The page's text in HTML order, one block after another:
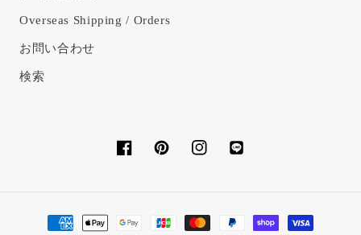
Overseas Shipping / Orders
お問い合わせ
検索
FacebookPinterestInstagramTranslation
決